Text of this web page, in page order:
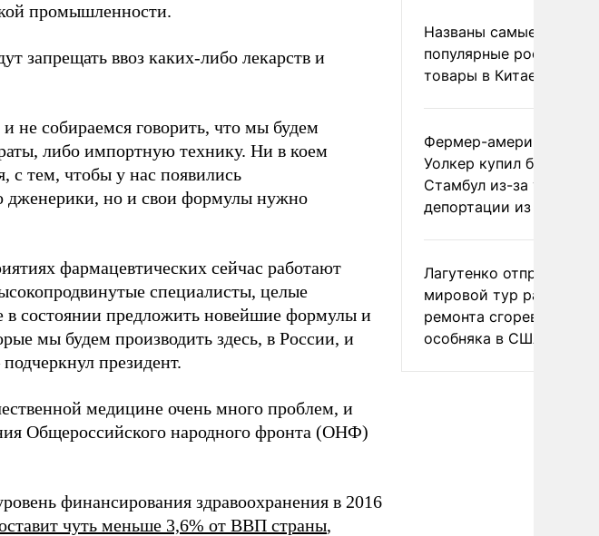
промышленности.
запрещать ввоз каких-либо лекарств и
не собираемся говорить, что мы будем
либо импортную технику. Ни в коем
с тем, чтобы у нас появились
дженерики, но и свои формулы нужно
фармацевтических сейчас работают
специалисты, целые
в состоянии предложить новейшие формулы и
мы будем производить здесь, в России, и
президент.
медицине очень много проблем, и
Общероссийского народного фронта (ОНФ)
финансирования здравоохранения в 2016
чуть меньше 3,6% от ВВП страны,
Названы самые
популярные российские
товары в Китае
Фермер-американец
Уолкер купил билет в
Стамбул из-за угрозы
депортации из России
Лагутенко отправился в
мировой тур ради
ремонта сгоревшего
особняка в США